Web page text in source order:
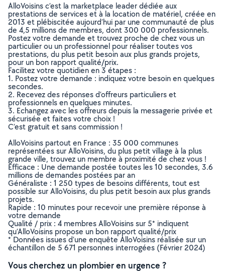
AlloVoisins c’est la marketplace leader dédiée aux
prestations de services et à la location de matériel, créée en
2013 et plébiscitée aujourd’hui par une communauté de plus
de 4,5 millions de membres, dont 300 000 professionnels.
Postez votre demande et trouvez proche de chez vous un
particulier ou un professionnel pour réaliser toutes vos
prestations, du plus petit besoin aux plus grands projets,
pour un bon rapport qualité/prix.
Facilitez votre quotidien en 3 étapes :
1. Postez votre demande : indiquez votre besoin en quelques
secondes.
2. Recevez des réponses d’offreurs particuliers et
professionnels en quelques minutes.
3. Echangez avec les offreurs depuis la messagerie privée et
sécurisée et faites votre choix !
C’est gratuit et sans commission !
AlloVoisins partout en France : 35 000 communes
représentées sur AlloVoisins, du plus petit village à la plus
grande ville, trouvez un membre à proximité de chez vous !
Efficace : Une demande postée toutes les 10 secondes, 3.6
millions de demandes postées par an
Généraliste : 1 250 types de besoins différents, tout est
possible sur AlloVoisins, du plus petit besoin aux plus grands
projets.
Rapide : 10 minutes pour recevoir une première réponse à
votre demande
Qualité / prix : 4 membres AlloVoisins sur 5* indiquent
qu’AlloVoisins propose un bon rapport qualité/prix
* Données issues d’une enquête AlloVoisins réalisée sur un
échantillon de 5 671 personnes interrogées (Février 2024)
Vous cherchez un plombier en urgence ?